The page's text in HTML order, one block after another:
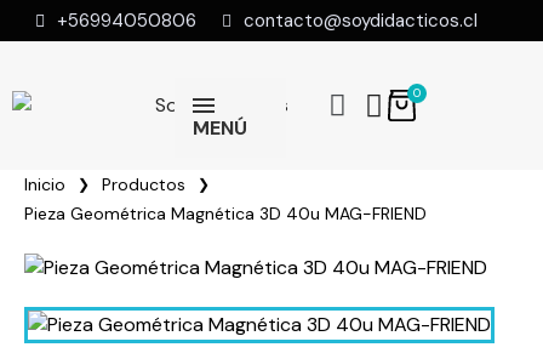
+56994050806 contacto@soydidacticos.cl
MENÚ
Inicio
Productos
Pieza Geométrica Magnética 3D 40u MAG-FRIEND